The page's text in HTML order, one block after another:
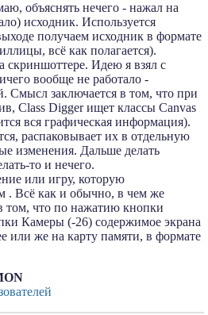
объяснять нечего - нажал на
исходник. Используется
получаем исходник в формате
всё как полагается).
скриншоттере. Идею я взял с
вообще не работало -
Смысл заключается в том, что при
Class Digger ищет классы Canvas
вся графическая информация).
распаковывает их в отдельную
изменения. Дальше делать
то и нечего.
или игру, которую
. Всё как и обычно, в чем же
том, что по нажатию кнопки
Камеры (-26) содержимое экрана
или же на карту памяти, в формате